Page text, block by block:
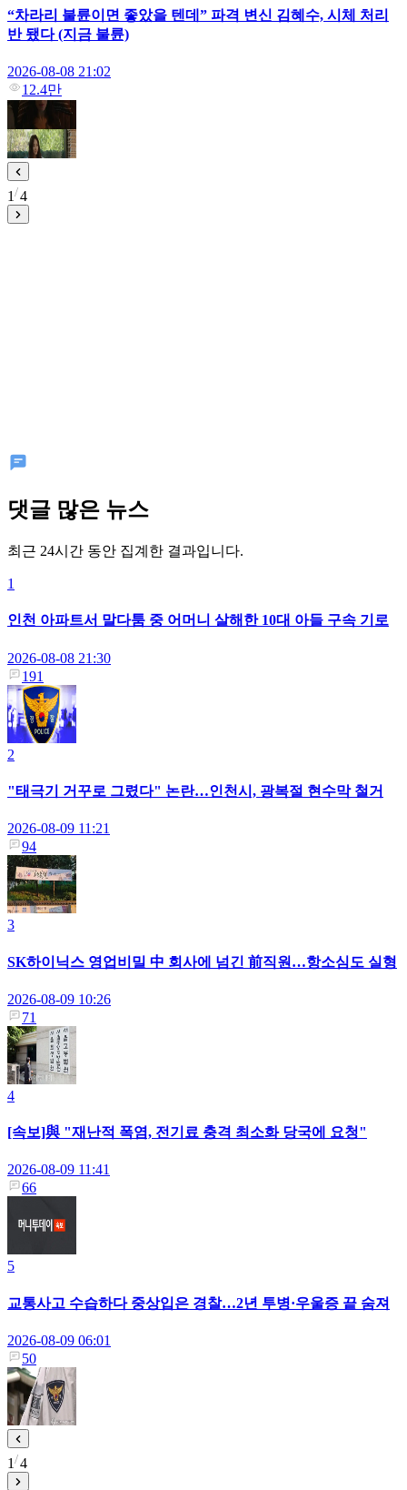
“차라리 불륜이면 좋았을 텐데” 파격 변신 김혜수, 시체 처리
반 됐다 (지금 불륜)
2026-08-08 21:02
12.4만
1 4
댓글 많은 뉴스
최근 24시간 동안 집계한 결과입니다.
1
인천 아파트서 말다툼 중 어머니 살해한 10대 아들 구속 기로
2026-08-08 21:30
191
2
"태극기 거꾸로 그렸다" 논란…인천시, 광복절 현수막 철거
2026-08-09 11:21
94
3
SK하이닉스 영업비밀 中 회사에 넘긴 前직원…항소심도 실형
2026-08-09 10:26
71
4
[속보]與 "재난적 폭염, 전기료 충격 최소화 당국에 요청"
2026-08-09 11:41
66
5
교통사고 수습하다 중상입은 경찰…2년 투병·우울증 끝 숨져
2026-08-09 06:01
50
1 4